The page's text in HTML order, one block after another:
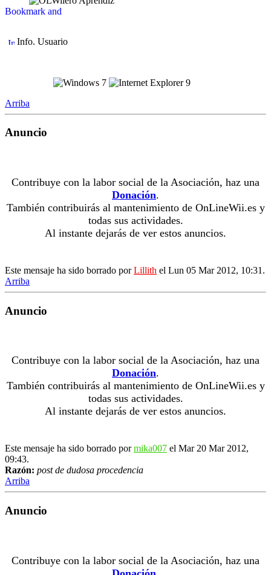
Info. Usuario
Arriba
Anuncio
Contribuye con la labor social de la Asociación, haz una
Donación.
También contribuirás al mantenimiento de OnLineWii.es y
todas sus actividades.
Al instante dejarás de ver estos anuncios.
Este mensaje ha sido borrado porLillith el Lun 05 Mar 2012, 10:31.
Arriba
Anuncio
Contribuye con la labor social de la Asociación, haz una
Donación.
También contribuirás al mantenimiento de OnLineWii.es y
todas sus actividades.
Al instante dejarás de ver estos anuncios.
Este mensaje ha sido borrado pormika007 el Mar 20 Mar 2012,
09:43.
Razón: post de dudosa procedencia
Arriba
Anuncio
Contribuye con la labor social de la Asociación, haz una